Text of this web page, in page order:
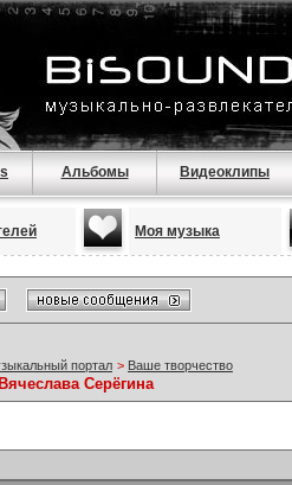
Альбомы Видеоклипы
Моя музыка
портал > Ваше творчество
Серёгина